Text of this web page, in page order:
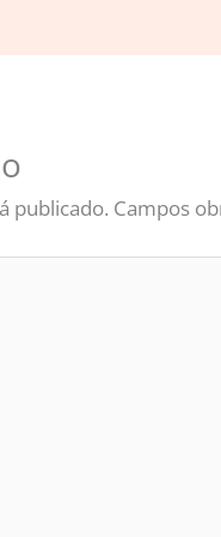
publicado. Campos